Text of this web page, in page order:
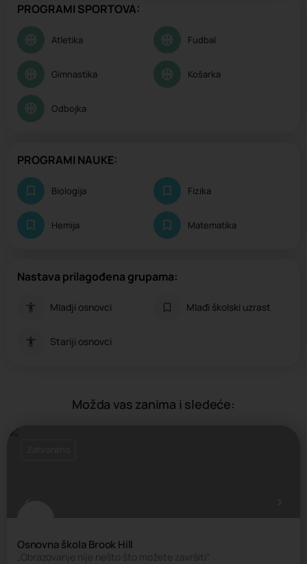
PROGRAMI SPORTOVA:
Atletika Fudbal
Gimnastika Košarka
Odbojka
PROGRAMI NAUKE:
Biologija Fizika
Hemija Matematika
Nastava prilagođena grupama:
Mladji osnovci Mlađi školski uzrast
Stariji osnovci
Možda vas zanima i sledeće:
Osnovna škola Brook Hill
„Obrazovanje nije nešto što možete završiti“